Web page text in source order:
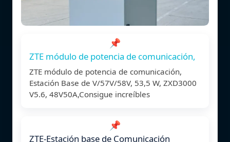
📌
ZTE módulo de potencia de comunicación,
ZTE módulo de potencia de comunicación,
Estación Base de V/57V/58V, 53,5 W, ZXD3000
V5.6, 48V50A,Consigue increíbles
📌
ZTE-Estación base de Comunicación